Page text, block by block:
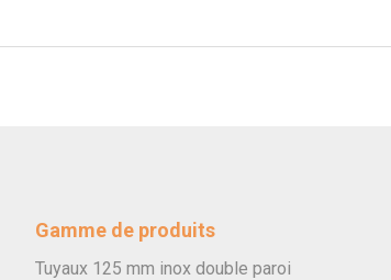
Gamme de produits
Tuyaux 125 mm inox double paroi